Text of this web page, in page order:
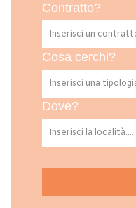
Contratto?
Cosa cerchi?
Dove?